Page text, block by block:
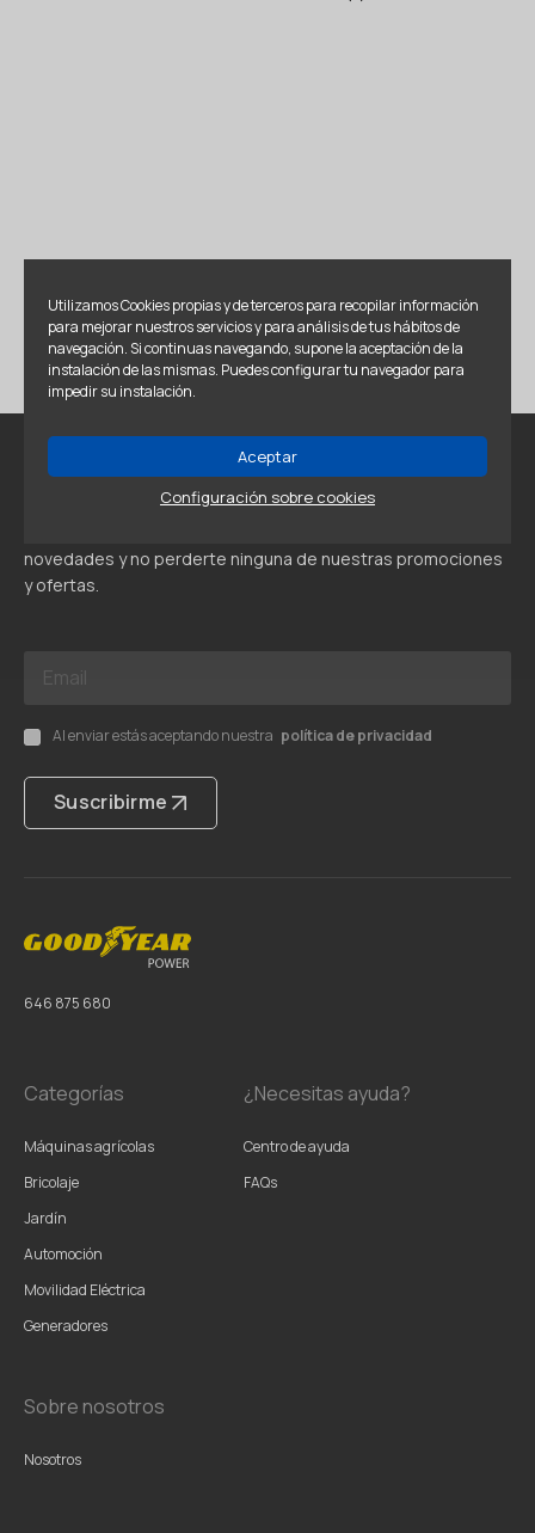
Utilizamos Cookies propias y de terceros para recopilar información
para mejorar nuestros servicios y para análisis de tus hábitos de
navegación. Si continuas navegando, supone la aceptación de la
instalación de las mismas. Puedes configurar tu navegador para
impedir su instalación.
Aceptar
Configuración sobre cookies
Newsletter
novedades y no perderte ninguna de nuestras promociones
y ofertas.
Suscribirme
Al enviar estás aceptando nuestra política de privacidad
646 875 680
Categorías
Máquinas agrícolas
Bricolaje
Jardín
Automoción
Movilidad Eléctrica
Generadores
¿Necesitas ayuda?
Centro de ayuda
FAQs
Sobre nosotros
Nosotros